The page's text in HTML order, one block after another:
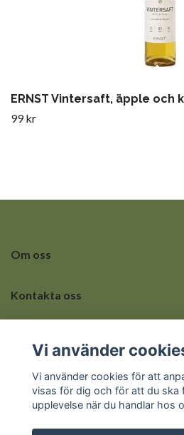
ERNST Vintersaft, äpple och
99 kr
Om oss
Kontakta oss
Sociala medier
Vi använder
Vi använder cookies för att
visas för dig och för att du ska
upplevelse när du handlar hos